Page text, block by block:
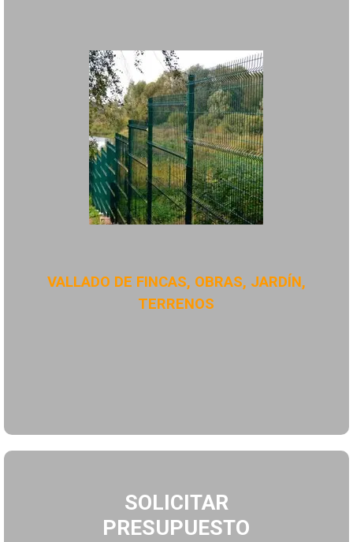
VALLADO DE FINCAS, OBRAS, JARDÍN,
TERRENOS
SOLICITAR
PRESUPUESTO